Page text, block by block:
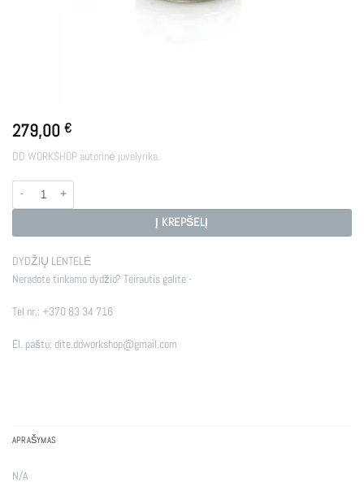
279,00 €
DD WORKSHOP autorinė juvelyrika.
produkto kiekis: BLISS
Į KREPŠELĮ
DYDŽIŲ LENTELĖ
Neradote tinkamo dydžio? Teirautis galite -
Tel nr.: +370 83 34 716
El. paštu: dite.ddworkshop@gmail.com
APRAŠYMAS
N/A